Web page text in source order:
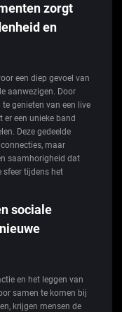
zorgt
en
een diep gevoel van
aanwezigen. Door
genieten van een live
een unieke band
Deze gedeelde
maar
saamhorigheid dat
sfeer tijdens het
sociale
en het leggen van
samen te komen bij
krijgen mensen de